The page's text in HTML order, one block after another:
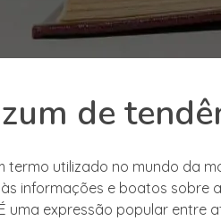
de
termo utilizado no mundo da
informações e boatos sobre
uma expressão popular entre